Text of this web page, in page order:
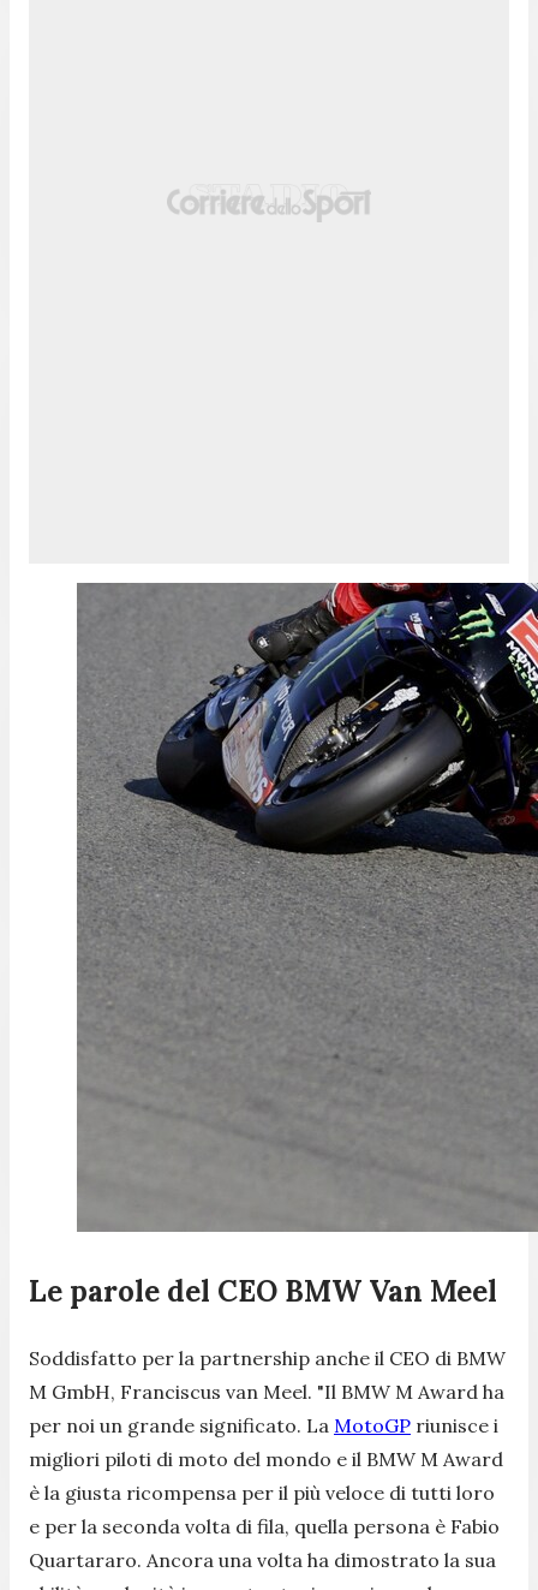
Le parole del CEO BMW Van Meel
Soddisfatto per la partnership anche il CEO di BMW
M GmbH, Franciscus van Meel. "Il BMW M Award ha
per noi un grande significato. La MotoGP riunisce i
migliori piloti di moto del mondo e il BMW M Award
è la giusta ricompensa per il più veloce di tutti loro
e per la seconda volta di fila, quella persona è Fabio
Quartararo. Ancora una volta ha dimostrato la sua